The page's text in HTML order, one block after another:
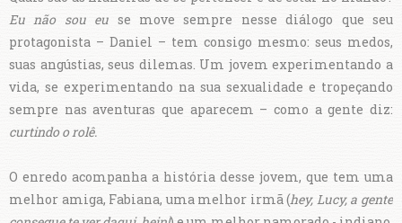
Eu não sou eu se move sempre nesse diálogo que seu
protagonista – Daniel – tem consigo mesmo: seus medos,
suas angústias, seus dilemas. Um jovem experimentando a
vida, se experimentando na sua sexualidade e tropeçando
sempre nas aventuras que aparecem – como a gente diz:
curtindo o rolê.
O enredo acompanha a história desse jovem, que tem uma
melhor amiga, Fabiana, uma melhor irmã (hey, Lucy, a gente